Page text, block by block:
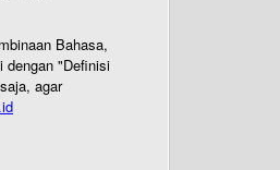
Bahasa,
dengan "Definisi
agar